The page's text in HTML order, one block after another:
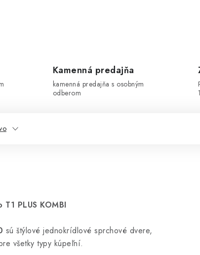
Kamenná predajňa
kamenná predajňa s osobným
odberom
PLUS KOMBI
sú štýlové jednokrídlové sprchové dvere,
všetky typy kúpeľní.